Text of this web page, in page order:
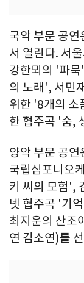
국악 부문 공연
서 열린다. 서
강한뫼의 '파
의 노래', 서민
위한 '8개의 소
한 협주곡 '숨,
양악 부문 공
국립심포니오
키 씨의 모험',
넷 협주곡 '기
최지운의 산조
연 김소연)를